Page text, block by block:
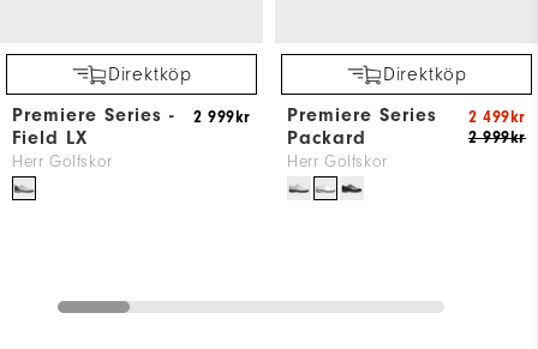
Direktköp
Premiere Series -
Field LX
Herr Golfskor
2 999kr
Direktköp
Premiere Series
Packard
Herr Golfskor
2 999kr
2 499kr